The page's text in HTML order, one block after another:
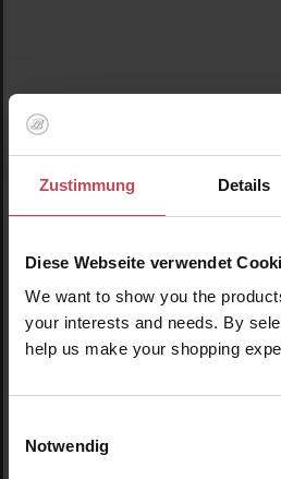
Zustimmung Details
Diese Webseite verwendet
We want to show you the
your interests and needs. By
help us make your shopping
Notwendig
Mini Mani Gift Set